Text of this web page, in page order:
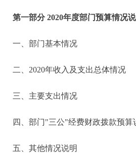
第一部分 2020年度部门预算情况说
一、部门基本情况
二、2020年收入及支出总体情况
三、主要支出情况
四、部门"三公"经费财政拨款预算
五、其他情况说明